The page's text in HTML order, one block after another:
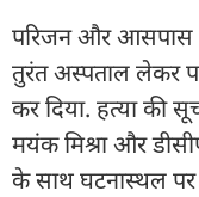
परिजन और आसपास
तुरंत अस्पताल लेकर
कर दिया. हत्या की
मयंक मिश्रा और
के साथ घटनास्थल पर